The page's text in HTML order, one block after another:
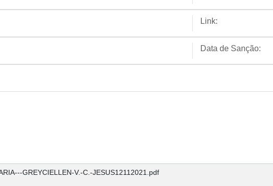
Link:
Data de Sanção:
GREYCIELLEN-V.-C.-JESUS12112021.pdf